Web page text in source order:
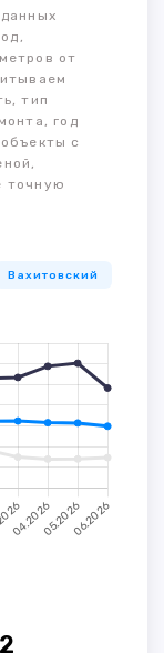
от
тип
год
с
точную
Вахитовский